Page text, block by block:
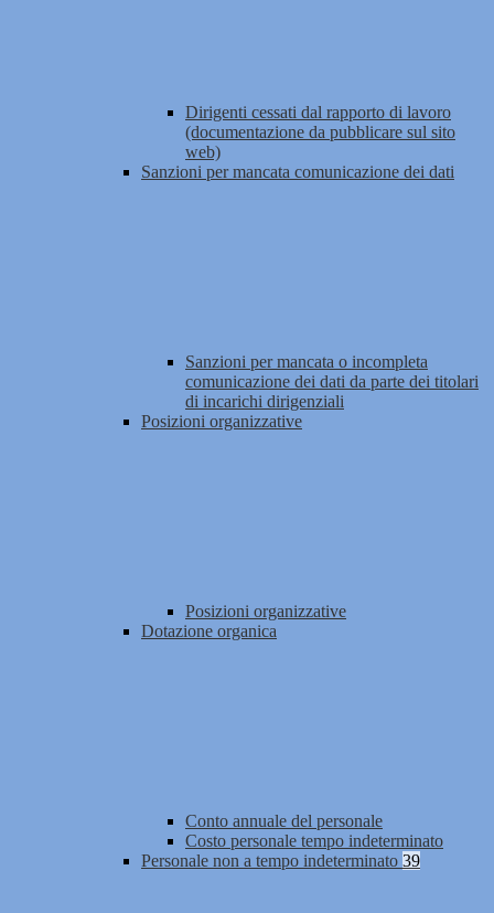
Dirigenti cessati dal rapporto di lavoro
(documentazione da pubblicare sul sito
web)
Sanzioni per mancata comunicazione dei dati
Sanzioni per mancata o incompleta
comunicazione dei dati da parte dei titolari
di incarichi dirigenziali
Posizioni organizzative
Posizioni organizzative
Dotazione organica
Conto annuale del personale
Costo personale tempo indeterminato
Personale non a tempo indeterminato 39